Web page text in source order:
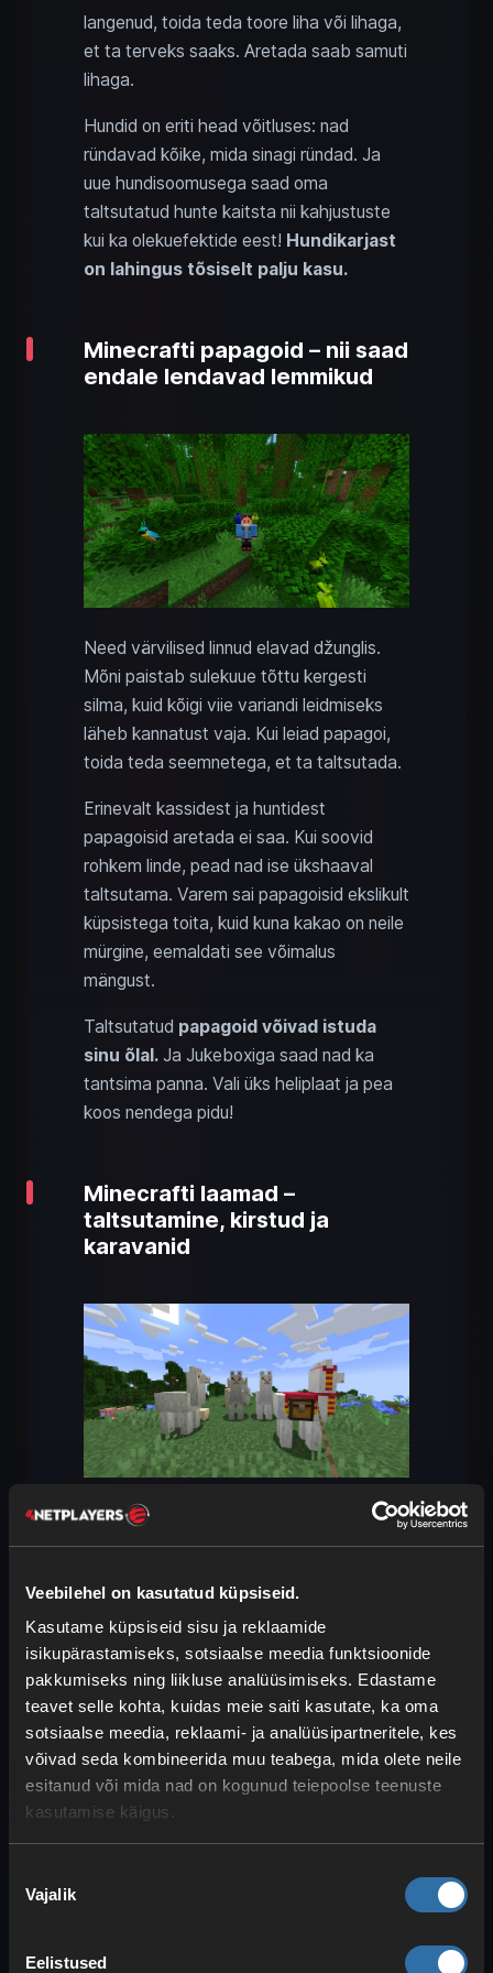
Veebilehel on kasutatud küpsiseid.
Kasutame küpsiseid sisu ja reklaamide
isikupärastamiseks, sotsiaalse meedia funktsioonide
pakkumiseks ning liikluse analüüsimiseks. Edastame
teavet selle kohta, kuidas meie saiti kasutate, ka oma
sotsiaalse meedia, reklaami- ja analüüsipartneritele, kes
võivad seda kombineerida muu teabega, mida olete neile
esitanud või mida nad on kogunud teiepoolse teenuste
kasutamise käigus.
valik
Vajalik
Eelistused
langenud, toida teda toore liha või lihaga,
et ta terveks saaks. Aretada saab samuti
lihaga.
Hundid on eriti head võitluses: nad
ründavad kõike, mida sinagi ründad. Ja
uue hundisoomusega saad oma
taltsutatud hunte kaitsta nii kahjustuste
kui ka olekuefektide eest! Hundikarjast
on lahingus tõsiselt palju kasu.
Minecrafti papagoid – nii saad
endale lendavad lemmikud
Need värvilised linnud elavad džunglis.
Mõni paistab sulekuue tõttu kergesti
silma, kuid kõigi viie variandi leidmiseks
läheb kannatust vaja. Kui leiad papagoi,
toida teda seemnetega, et ta taltsutada.
Erinevalt kassidest ja huntidest
papagoisid aretada ei saa. Kui soovid
rohkem linde, pead nad ise ükshaaval
taltsutama. Varem sai papagoisid ekslikult
küpsistega toita, kuid kuna kakao on neile
mürgine, eemaldati see võimalus
mängust.
Taltsutatud papagoid võivad istuda
sinu õlal. Ja Jukeboxiga saad nad ka
tantsima panna. Vali üks heliplaat ja pea
koos nendega pidu!
Minecrafti laamad –
taltsutamine, kirstud ja
karavanid
Laamasid kiputakse unustama, kuid
nad on Minecraftis tõeliselt ägedad ja
savannis ja vanadel mägialadel. Laamad
tekivad 4–7 isendi suuruste karjadena
ning neljas värvitoonis.
Laama taltsutamiseks proovi talle selga
istuda. Mõne aja pärast harjub ta sinuga
ega püüa sind enam maha raputada.
Sadulat neile panna ei saa ning neid ei saa
ka päriselt ratsutada. Aretamiseks kasuta
heinapalli, et karja suurendada.
nomaadina elada. Neid saab kaunistada